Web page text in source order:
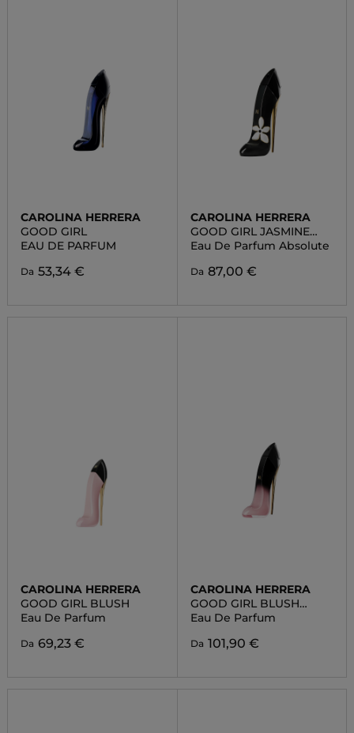
CAROLINA HERRERA
GOOD GIRL
EAU DE PARFUM
Da 53,34 €
CAROLINA HERRERA
GOOD GIRL JASMINE
ABSOLUTE
Eau De Parfum Absolute
Da 87,00 €
CAROLINA HERRERA
GOOD GIRL BLUSH
Eau De Parfum
Da 69,23 €
CAROLINA HERRERA
GOOD GIRL BLUSH
ELIXIR
Eau De Parfum
Da 101,90 €